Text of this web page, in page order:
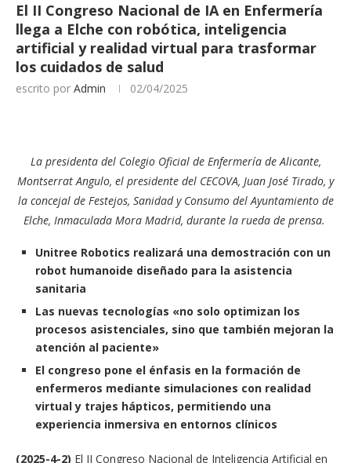
El II Congreso Nacional de IA en Enfermería
llega a Elche con robótica, inteligencia
artificial y realidad virtual para trasformar
los cuidados de salud
escrito por Admin 02/04/2025
La presidenta del Colegio Oficial de Enfermería de Alicante,
Montserrat Angulo, el presidente del CECOVA, Juan José Tirado, y
la concejal de Festejos, Sanidad y Consumo del Ayuntamiento de
Elche, Inmaculada Mora Madrid, durante la rueda de prensa.
Unitree Robotics realizará una demostración con un
robot humanoide diseñado para la asistencia
sanitaria
Las nuevas tecnologías «no solo optimizan los
procesos asistenciales, sino que también mejoran la
atención al paciente»
El congreso pone el énfasis en la formación de
enfermeros mediante simulaciones con realidad
virtual y trajes hápticos, permitiendo una
experiencia inmersiva en entornos clínicos
(2025-4-2) El II Congreso Nacional de Inteligencia Artificial en